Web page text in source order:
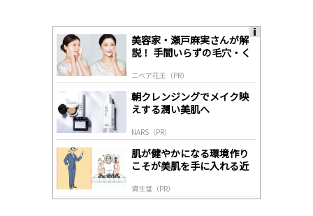
美容家・瀬戸麻実さんが解
説！ 手間いらずの毛穴・く
ニベア花王（PR）
朝クレンジングでメイク映
えする潤い美肌へ
NARS（PR）
肌が健やかになる環境作り
こそが美肌を手に入れる近
資生堂（PR）